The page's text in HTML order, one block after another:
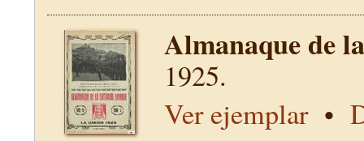
Almanaque de
1925.
Ver ejemplar•